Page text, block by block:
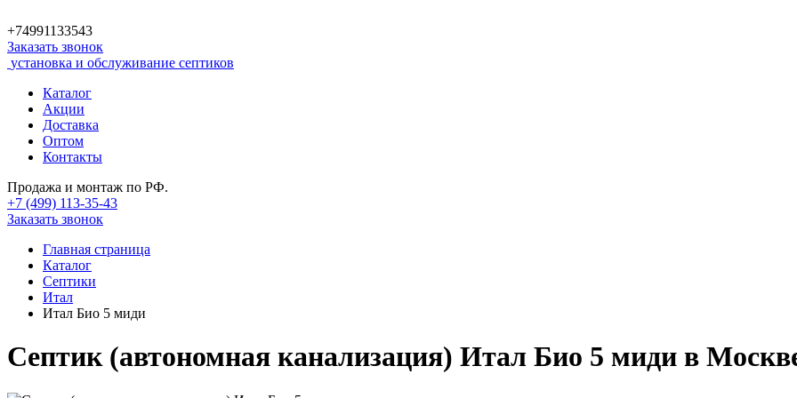
+74991133543
Заказать звонок
установка и обслуживание септиков
Каталог
Акции
Доставка
Оптом
Контакты
Продажа и монтаж по РФ.
+7 (499) 113-35-43
Заказать звонок
Главная страница
Каталог
Септики
Итал
Итал Био 5 миди
Септик (автономная канализация) Итал Био 5 миди в